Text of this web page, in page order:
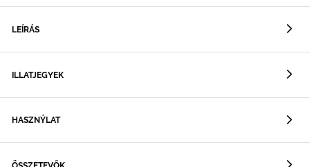
LEÍRÁS
ILLATJEGYEK
HASZNÝLAT